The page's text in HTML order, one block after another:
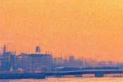
опера — 8
без искусства.